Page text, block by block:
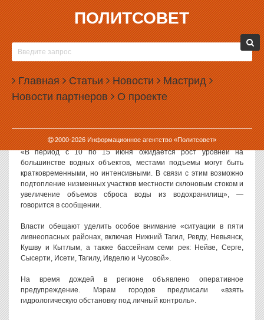
ПОЛИТСОВЕТ
Главная Статьи Новости Мастрид
Новости партнеров О проекте
2000-2026Информационное агентство «Политсовет»
09.06.2026, 16:55
СВЕРДЛОВСКОЙ ОБЛАСТИ ГРОЗИТ
ПОДТОПЛЕНИЕ ИЗ-ЗА СИЛЬНЫХ ДОЖДЕЙ
В Свердловской области в ближайшие пять дней пройдут
сильные дожди, которые могут привести к выходу рек из берегов.
Как сообщили в региональном департаменте информационной
политики, дожди продлятся до 15 июня 2026 года.
«В период с 10 по 15 июня ожидается рост уровней на
большинстве водных объектов, местами подъемы могут быть
кратковременными, но интенсивными. В связи с этим возможно
подтопление низменных участков местности склоновым стоком и
увеличение объемов сброса воды из водохранилищ», —
говорится в сообщении.
Власти обещают уделить особое внимание «ситуации в пяти
ливнеопасных районах, включая Нижний Тагил, Ревду, Невьянск,
Кушву и Кытлым, а также бассейнам семи рек: Нейве, Серге,
Сысерти, Исети, Тагилу, Ивделю и Чусовой».
На время дождей в регионе объявлено оперативное
предупреждение. Мэрам городов предписали «взять
гидрологическую обстановку под личный контроль».